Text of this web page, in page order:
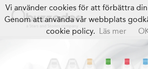
Vi använder cookies för att förbättra
Genom att använda vår webbplats
cookie policy. Läs mer